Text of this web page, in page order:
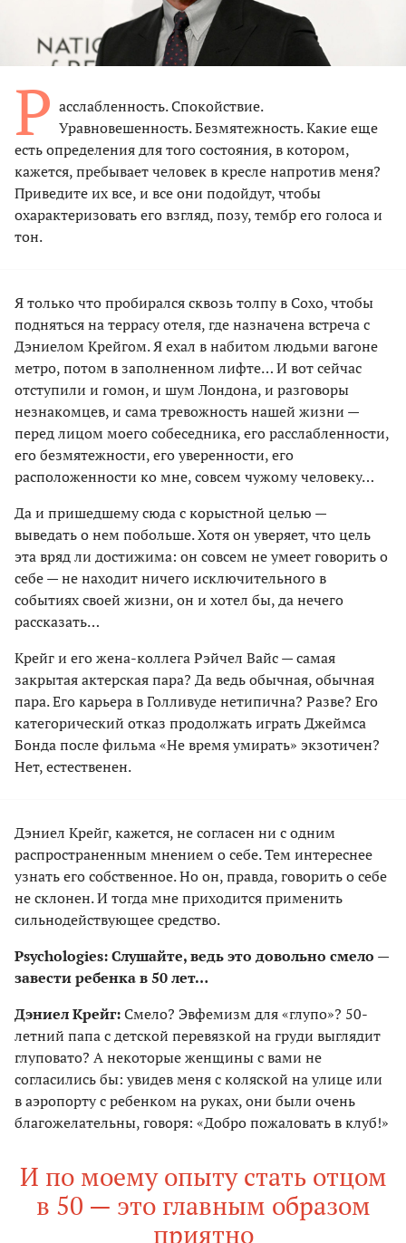
Р асслабленность. Спокойствие.
Уравновешенность. Безмятежность. Какие еще
есть определения для того состояния, в котором,
кажется, пребывает человек в кресле напротив меня?
Приведите их все, и все они подойдут, чтобы
охарактеризовать его взгляд, позу, тембр его голоса и
тон.
Я только что пробирался сквозь толпу в Сохо, чтобы
подняться на террасу отеля, где назначена встреча с
Дэниелом Крейгом. Я ехал в набитом людьми вагоне
метро, потом в заполненном лифте… И вот сейчас
отступили и гомон, и шум Лондона, и разговоры
незнакомцев, и сама тревожность нашей жизни —
перед лицом моего собеседника, его расслабленности,
его безмятежности, его уверенности, его
расположенности ко мне, совсем чужому человеку…
Да и пришедшему сюда с корыстной целью —
выведать о нем побольше. Хотя он уверяет, что цель
эта вряд ли достижима: он совсем не умеет говорить о
себе — не находит ничего исключительного в
событиях своей жизни, он и хотел бы, да нечего
рассказать…
Крейг и его жена-коллега Рэйчел Вайс — самая
закрытая актерская пара? Да ведь обычная, обычная
пара. Его карьера в Голливуде нетипична? Разве? Его
категорический отказ продолжать играть Джеймса
Бонда после фильма «Не время умирать» экзотичен?
Нет, естественен.
Дэниел Крейг, кажется, не согласен ни с одним
распространенным мнением о себе. Тем интереснее
узнать его собственное. Но он, правда, говорить о себе
не склонен. И тогда мне приходится применить
сильнодействующее средство.
Psychologies: Слушайте, ведь это довольно смело —
завести ребенка в 50 лет…
Дэниел Крейг:Смело? Эвфемизм для «глупо»? 50-
летний папа с детской перевязкой на груди выглядит
глуповато? А некоторые женщины с вами не
согласились бы: увидев меня с коляской на улице или
в аэропорту с ребенком на руках, они были очень
благожелательны, говоря: «Добро пожаловать в клуб!»
И по моему опыту стать отцом
в 50 — это главным образом
приятно